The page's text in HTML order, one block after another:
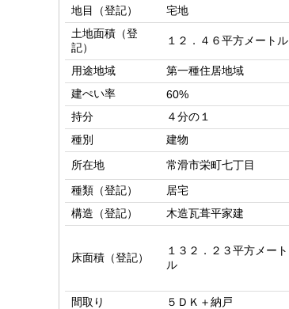
地目（登記）
宅地
土地面積（登
記）
１２．４６平方メートル
用途地域
第一種住居地域
建ぺい率
60%
持分
４分の１
種別
建物
所在地
常滑市栄町七丁目
種類（登記）
居宅
構造（登記）
木造瓦葺平家建
床面積（登記）
１３２．２３平方メート
ル
間取り
５ＤＫ＋納戸